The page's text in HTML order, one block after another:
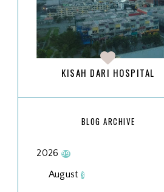
KISAH DARI HOSPITAL
BLOG ARCHIVE
2026 99
August 3